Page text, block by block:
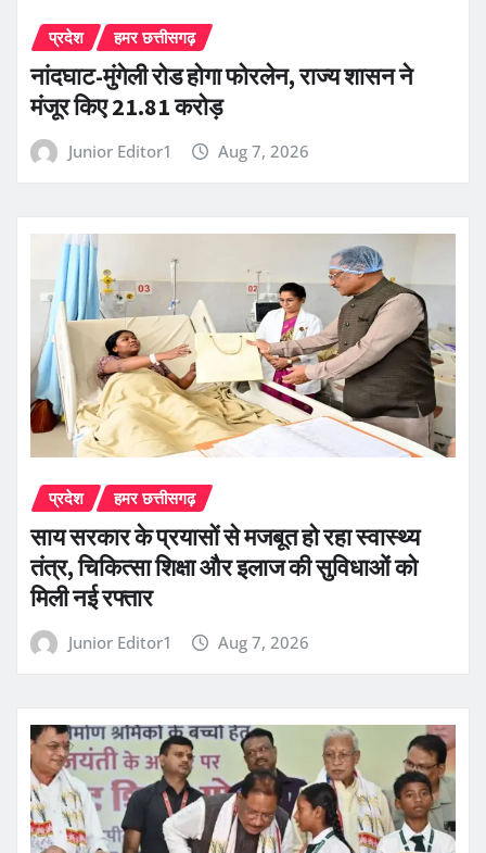
प्रदेश हमर छत्तीसगढ़
नांदघाट-मुंगेली रोड होगा फोरलेन, राज्य शासन ने
मंजूर किए 21.81 करोड़
Junior Editor1 Aug 7, 2026
प्रदेश हमर छत्तीसगढ़
साय सरकार के प्रयासों से मजबूत हो रहा स्वास्थ्य
तंत्र, चिकित्सा शिक्षा और इलाज की सुविधाओं को
मिली नई रफ्तार
Junior Editor1 Aug 7, 2026